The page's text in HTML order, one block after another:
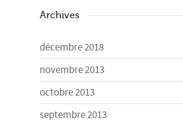
Archives
décembre 2018
novembre 2013
octobre 2013
septembre 2013